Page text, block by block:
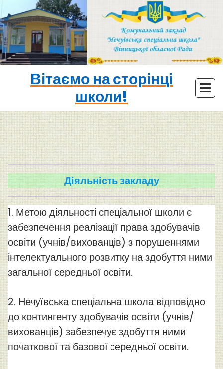
до
контенту
Вітаємо на сторінці
школи!
Діяльність закладу
1. Метою діяльності спеціальної школи є
забезпечення реалізації права здобувачів
освіти (учнів/вихованців) з порушеннями
інтелектуального розвитку на здобуття ними
загальної середньої освіти.
2. Нечуївська спеціальна школа відповідно
до контингенту здобувачів освіти (учнів/
вихованців) забезпечує здобуття ними
початкової та базової середньої освіти.